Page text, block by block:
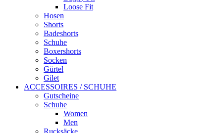
Loose Fit
Hosen
Shorts
Badeshorts
Schuhe
Boxershorts
Socken
Gürtel
Gilet
ACCESSOIRES / SCHUHE
Gutscheine
Schuhe
Women
Men
Rucksäcke